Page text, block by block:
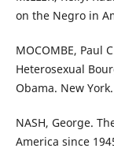
on the Negro in
MOCOMBE, Paul
Heterosexual
Obama. New
NASH, George.
America since